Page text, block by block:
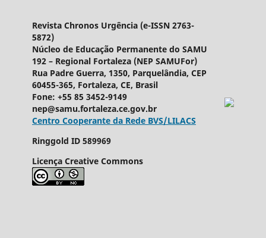
Revista Chronos Urgência (e-ISSN 2763-
5872)
Núcleo de Educação Permanente do SAMU
192 – Regional Fortaleza (NEP SAMUFor)
Rua Padre Guerra, 1350, Parquelândia, CEP
60455-365, Fortaleza, CE, Brasil
Fone: +55 85 3452-9149
nep@samu.fortaleza.ce.gov.br
Centro Cooperante da Rede BVS/LILACS
Ringgold ID 589969
Licença Creative Commons